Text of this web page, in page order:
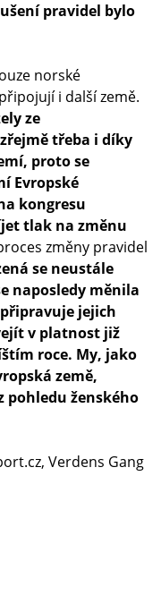
pravidel bylo
norské
i další země.
ze
třeba i díky
proto se
Evropské
kongresu
tlak na změnu
změny pravidel
se neustále
naposledy měnila
připravuje jejich
v platnost již
roce. My, jako
země,
pohledu ženského
Verdens Gang